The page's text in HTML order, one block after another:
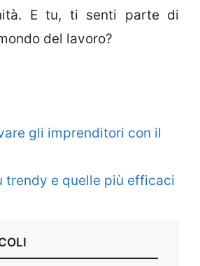
E tu, ti senti parte di
del lavoro?
gli imprenditori con il
trendy e quelle più efficaci